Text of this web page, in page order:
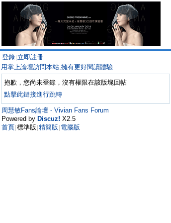
登錄 立即註冊
用掌上論壇訪問本站,擁有更好閱讀體驗
抱歉，您尚未登錄，沒有權限在該版塊回帖
點擊此鏈接進行跳轉
周慧敏Fans論壇 - Vivian Fans Forum
Powered by Discuz! X2.5
首頁 標準版 精簡版 電腦版